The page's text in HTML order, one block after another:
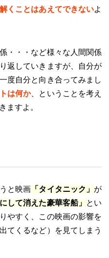
くことはあえてできないよ
・・・など様々な人間関係
返していきますが、自分が
度自分と向き合ってみまし
は何か、ということを考え
ますよ。
と映画 「タイタニック」 が
にして消えた豪華客船」 とい
やすく、この映画の影響を
てくるなど）を見てしまう